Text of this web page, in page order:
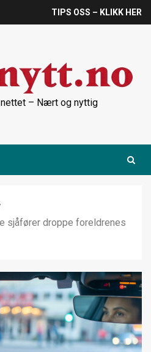
TIPS OSS – KLIKK HER
– Nært og nyttig
sjåfører droppe foreldrenes